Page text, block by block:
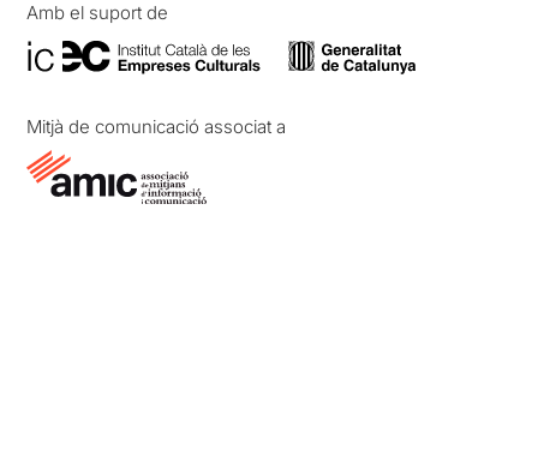
Amb el suport de
Mitjà de comunicació associat a